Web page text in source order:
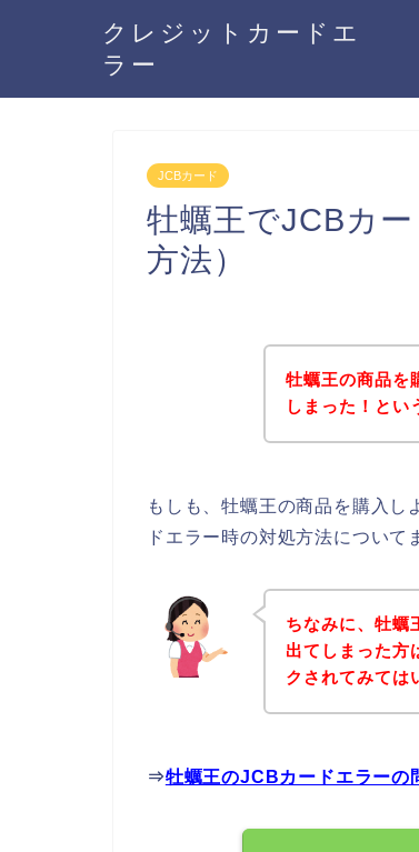
クレジットカードエ
ラー
JCBカード
牡蠣王でJCBカ
方法）
牡蠣王の商品を
しまった！とい
もしも、牡蠣王の商品を購入
ドエラー時の対処方法について
ちなみに、牡蠣
出てしまった方
クされてみては
⇒牡蠣王のJCBカードエラーの